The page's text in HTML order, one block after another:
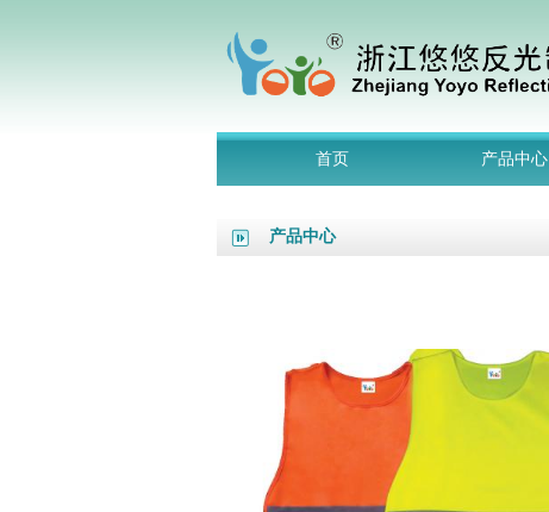
首页 产品中心
产品中心